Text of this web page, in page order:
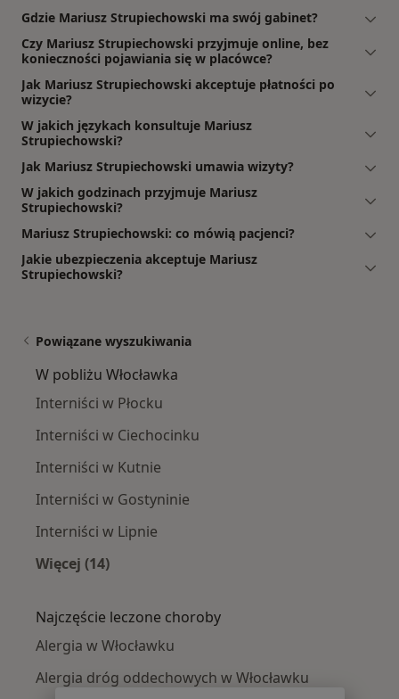
Gdzie Mariusz Strupiechowski ma swój gabinet?
Czy Mariusz Strupiechowski przyjmuje online, bez
konieczności pojawiania się w placówce?
Jak Mariusz Strupiechowski akceptuje płatności po
wizycie?
W jakich językach konsultuje Mariusz
Strupiechowski?
Jak Mariusz Strupiechowski umawia wizyty?
W jakich godzinach przyjmuje Mariusz
Strupiechowski?
Mariusz Strupiechowski: co mówią pacjenci?
Jakie ubezpieczenia akceptuje Mariusz
Strupiechowski?
Powiązane wyszukiwania
W pobliżu Włocławka
Interniści w Płocku
Interniści w Ciechocinku
Interniści w Kutnie
Interniści w Gostyninie
Interniści w Lipnie
Więcej (14)
Najczęście leczone choroby
Alergia w Włocławku
Alergia dróg oddechowych w Włocławku